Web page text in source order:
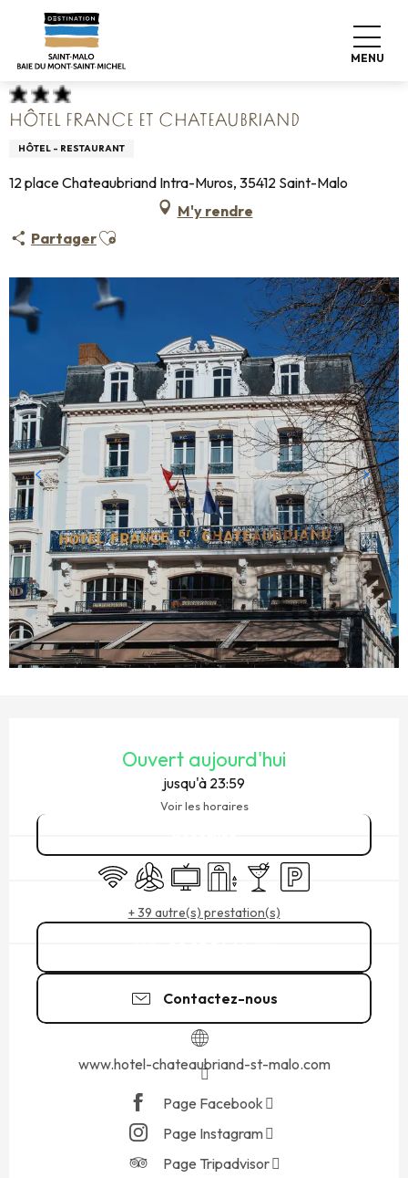
contenu
MENU
Accueil Poser ses valises
Hôtel France et Chateaubriand
HÔTEL FRANCE ET CHATEAUBRIAND
HÔTEL - RESTAURANT
12 place Chateaubriand Intra-Muros, 35412 Saint-Malo
M'y rendre
PartagerAjouter aux favoris
Ouvert aujourd'hui
jusqu'à 23:59
Voir les horaires
WiFi
Air conditionné
TélévisionAscenseurBar / Buvette
Parking
+ 39 autre(s) prestation(s)
Contactez-nous
www.hotel-chateaubriand-st-malo.com
Page Facebook
Page Instagram
Page Tripadvisor